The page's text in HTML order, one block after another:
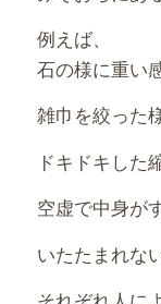
例えば、
石の様に重い
雑巾を絞った
ドキドキした
空虚で中身が
いたたまれな